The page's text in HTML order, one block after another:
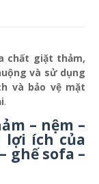
chất giặt thảm,
và sử dụng
và bảo vệ mặt
.
– nệm –
lợi ích của
ghế sofa –